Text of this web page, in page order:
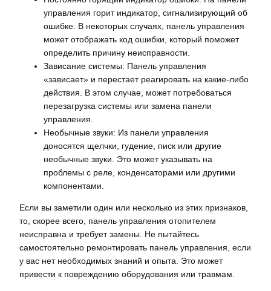
управления горит индикатор, сигнализирующий об
ошибке. В некоторых случаях, панель управления
может отображать код ошибки, который поможет
определить причину неисправности.
Зависание системы: Панель управления
«зависает» и перестает реагировать на какие-либо
действия. В этом случае, может потребоваться
перезагрузка системы или замена панели
управления.
Необычные звуки: Из панели управления
доносятся щелчки, гудение, писк или другие
необычные звуки. Это может указывать на
проблемы с реле, конденсаторами или другими
компонентами.
Если вы заметили один или несколько из этих признаков,
то, скорее всего, панель управления отопителем
неисправна и требует замены. Не пытайтесь
самостоятельно ремонтировать панель управления, если
у вас нет необходимых знаний и опыта. Это может
привести к повреждению оборудования или травмам.